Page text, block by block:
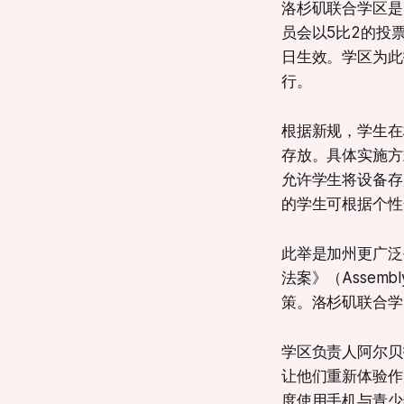
洛杉矶联合学区
员会以5比2的投
日生效。学区为
行。
根据新规，学生
存放。具体实施
允许学生将设备
的学生可根据个
此举是加州更广
法案》（
策。洛杉矶联合
学区负责人阿尔
让他们重新体验
度使用手机与青